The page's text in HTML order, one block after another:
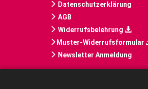
Datenschutzerklärung
AGB
Widerrufsbelehrung
Muster-Widerrufsformular
Newsletter Anmeldung